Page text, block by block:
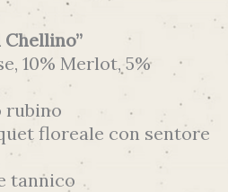
10% Merlot, 5%
rubino
floreale con sentore
tannico